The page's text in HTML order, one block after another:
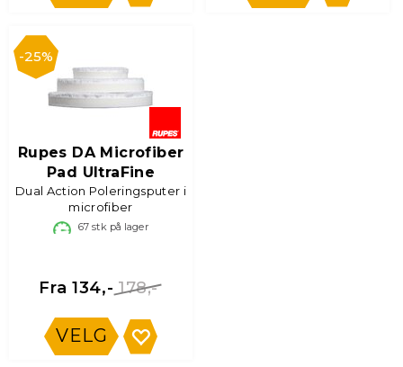
25%
Rupes DA Microfiber
Pad UltraFine
Dual Action Poleringsputer i
microfiber
67 stk på lager
178,-
Fra 134,-
VELG